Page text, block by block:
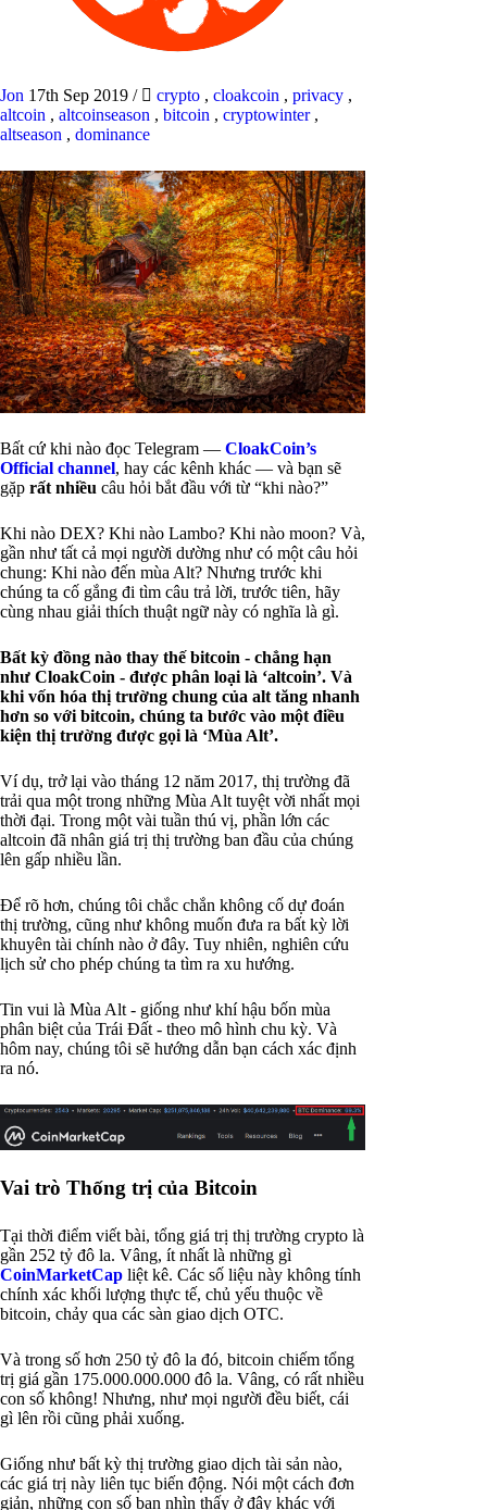
Jon 17th Sep 2019 / crypto , cloakcoin , privacy ,
altcoin , altcoinseason , bitcoin , cryptowinter,
altseason , dominance
Bất cứ khi nào đọc Telegram — CloakCoin’s
Official channel, hay các kênh khác — và bạn sẽ
gặp rất nhiều câu hỏi bắt đầu với từ “khi nào?”
Khi nào DEX? Khi nào Lambo? Khi nào moon? Và,
gần như tất cả mọi người dường như có một câu hỏi
chung: Khi nào đến mùa Alt? Nhưng trước khi
chúng ta cố gắng đi tìm câu trả lời, trước tiên, hãy
cùng nhau giải thích thuật ngữ này có nghĩa là gì.
Bất kỳ đồng nào thay thế bitcoin - chẳng hạn
như CloakCoin - được phân loại là ‘altcoin’. Và
khi vốn hóa thị trường chung của alt tăng nhanh
hơn so với bitcoin, chúng ta bước vào một điều
kiện thị trường được gọi là ‘Mùa Alt’.
Ví dụ, trở lại vào tháng 12 năm 2017, thị trường đã
trải qua một trong những Mùa Alt tuyệt vời nhất mọi
thời đại. Trong một vài tuần thú vị, phần lớn các
altcoin đã nhân giá trị thị trường ban đầu của chúng
lên gấp nhiều lần.
Để rõ hơn, chúng tôi chắc chắn không cố dự đoán
thị trường, cũng như không muốn đưa ra bất kỳ lời
khuyên tài chính nào ở đây. Tuy nhiên, nghiên cứu
lịch sử cho phép chúng ta tìm ra xu hướng.
Tin vui là Mùa Alt - giống như khí hậu bốn mùa
phân biệt của Trái Đất - theo mô hình chu kỳ. Và
hôm nay, chúng tôi sẽ hướng dẫn bạn cách xác định
ra nó.
Vai trò Thống trị của Bitcoin
Tại thời điểm viết bài, tổng giá trị thị trường crypto là
gần 252 tỷ đô la. Vâng, ít nhất là những gì
CoinMarketCap liệt kê. Các số liệu này không tính
chính xác khối lượng thực tế, chủ yếu thuộc về
bitcoin, chảy qua các sàn giao dịch OTC.
Và trong số hơn 250 tỷ đô la đó, bitcoin chiếm tổng
trị giá gần 175.000.000.000 đô la. Vâng, có rất nhiều
con số không! Nhưng, như mọi người đều biết, cái
gì lên rồi cũng phải xuống.
Giống như bất kỳ thị trường giao dịch tài sản nào,
các giá trị này liên tục biến động. Nói một cách đơn
giản, những con số bạn nhìn thấy ở đây khác với